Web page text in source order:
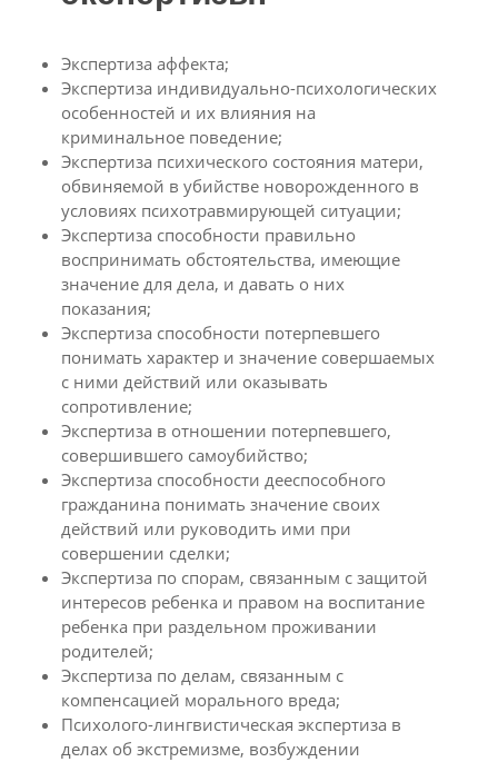
Экспертиза аффекта;
Экспертиза индивидуально-психологических
особенностей и их влияния на
криминальное поведение;
Экспертиза психического состояния матери,
обвиняемой в убийстве новорожденного в
условиях психотравмирующей ситуации;
Экспертиза способности правильно
воспринимать обстоятельства, имеющие
значение для дела, и давать о них
показания;
Экспертиза способности потерпевшего
понимать характер и значение совершаемых
с ними действий или оказывать
сопротивление;
Экспертиза в отношении потерпевшего,
совершившего самоубийство;
Экспертиза способности дееспособного
гражданина понимать значение своих
действий или руководить ими при
совершении сделки;
Экспертиза по спорам, связанным с защитой
интересов ребенка и правом на воспитание
ребенка при раздельном проживании
родителей;
Экспертиза по делам, связанным с
компенсацией морального вреда;
Психолого-лингвистическая экспертиза в
делах об экстремизме, возбуждении